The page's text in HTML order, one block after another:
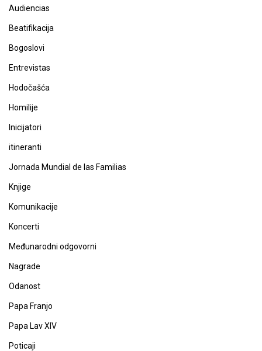
Audiencias
Beatifikacija
Bogoslovi
Entrevistas
Hodočašća
Homilije
Inicijatori
itineranti
Jornada Mundial de las Familias
Knjige
Komunikacije
Koncerti
Međunarodni odgovorni
Nagrade
Odanost
Papa Franjo
Papa Lav XIV
Poticaji